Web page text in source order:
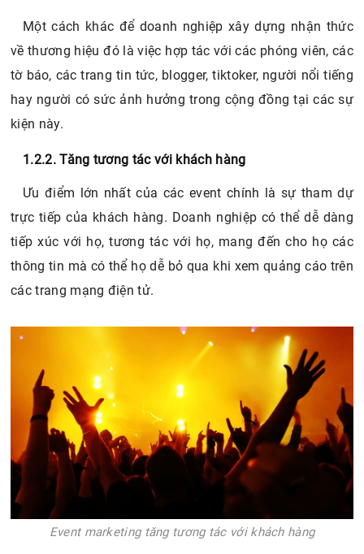
Một cách khác để doanh nghiệp xây dựng nhận thức
về thương hiệu đó là việc hợp tác với các phóng viên, các
tờ báo, các trang tin tức, blogger, tiktoker, người nổi tiếng
hay người có sức ảnh hưởng trong cộng đồng tại các sự
kiện này.
1.2.2. Tăng tương tác với khách hàng
Ưu điểm lớn nhất của các event chính là sự tham dự
trực tiếp của khách hàng. Doanh nghiệp có thể dễ dàng
tiếp xúc với họ, tương tác với họ, mang đến cho họ các
thông tin mà có thể họ dễ bỏ qua khi xem quảng cáo trên
các trang mạng điện tử.
Event marketing tăng tương tác với khách hàng